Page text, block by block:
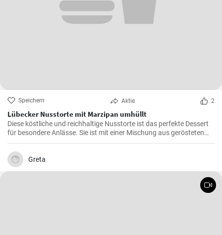
Speichern Aktie 2
Lübecker Nusstorte mit Marzipan umhüllt
Diese köstliche und reichhaltige Nusstorte ist das perfekte Dessert
für besondere Anlässe. Sie ist mit einer Mischung aus gerösteten
Nüssen und einer cremigen Füllung gefüllt, die von einer knackigen
Schicht Marzipan umhüllt wird.
Greta